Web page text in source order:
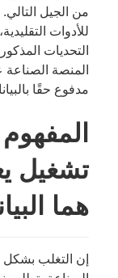
من الجيل
للأدوات
التحديات
المنصة الصناعة
مدفوع حقًا
تشغيل
هما
إن التغلب بشكل